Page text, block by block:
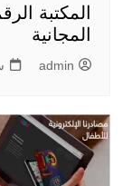
المكتبة
المجانية
admin